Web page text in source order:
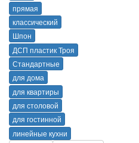
прямая
классический
Шпон
ДСП пластик Троя
Стандартные
для дома
для квартиры
для столовой
для гостинной
линейные кухни